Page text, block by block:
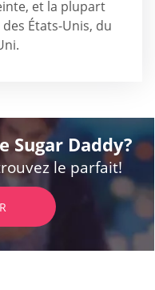
et la plupart
États-Unis, du
Sugar Daddy?
le parfait!